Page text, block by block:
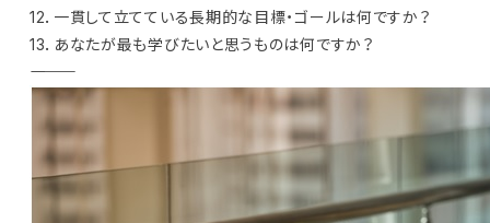
12．一貫して立てている長期的な目標・ゴールは何ですか？
13．あなたが最も学びたいと思うものは何ですか？
―――――――